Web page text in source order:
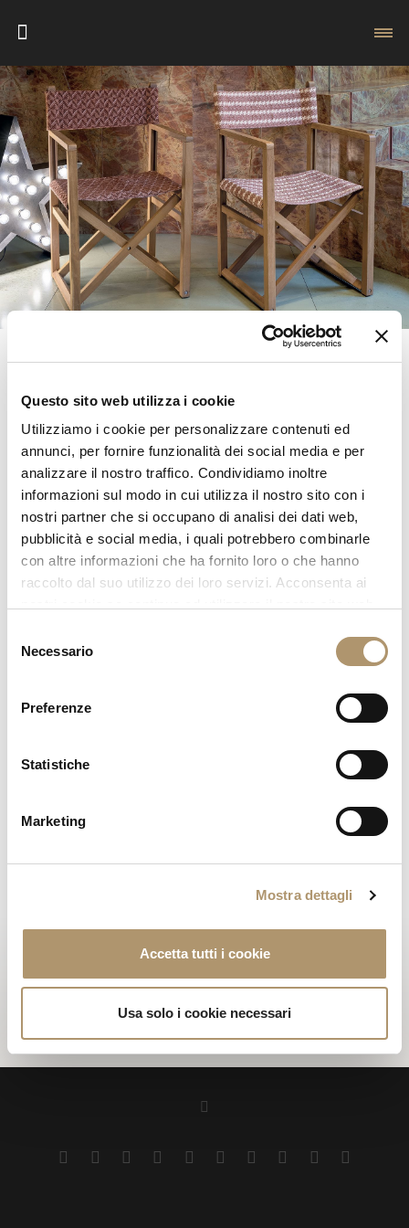
Questo sito web utilizza i cookie
Utilizziamo i cookie per personalizzare contenuti ed
annunci, per fornire funzionalità dei social media e per
analizzare il nostro traffico. Condividiamo inoltre
informazioni sul modo in cui utilizza il nostro sito con i
nostri partner che si occupano di analisi dei dati web,
pubblicità e social media, i quali potrebbero combinarle
con altre informazioni che ha fornito loro o che hanno
raccolto dal suo utilizzo dei loro servizi. Acconsenta ai
delNecessario
Preferenze
Statistiche
Marketing
Mostra dettagli
Accetta tutti i cookie
Usa solo i cookie necessari
SEDIA DA REGISTA E
POGGIAPIEDI STADEL
La collezione comprende l’iconica sedia da “Regista” che LONGHI
rivisita utilizzando resistenti tessuti dai colori pastello e trame dal
gusto retrò.
verniciatura naturale antibatterica brevettata.
PHOTOGALLERY
DISEGNI TECNICI